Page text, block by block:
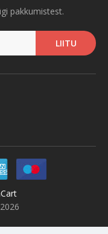
pakkumistest.
LIITU